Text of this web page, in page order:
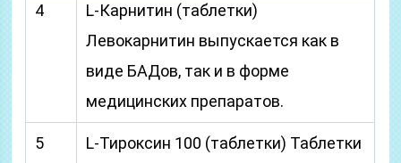
4
L-Карнитин (таблетки)
Левокарнитин выпускается как в
виде БАДов, так и в форме
медицинских препаратов.
5
L-Тироксин 100 (таблетки) Таблетки